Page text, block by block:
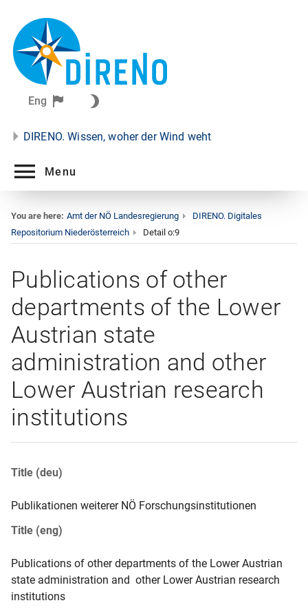
Eng
DIRENO. Wissen, woher der Wind weht
Menu
You are here: Amt der NÖ Landesregierung
DIRENO. Digitales
Repositorium Niederösterreich
Detail o:9
Publications of other
departments of the Lower
Austrian state
administration and other
Lower Austrian research
institutions
Title (deu)
Publikationen weiterer NÖ Forschungsinstitutionen
Title (eng)
Publications of other departments of the Lower Austrian
state administration and  other Lower Austrian research
institutions